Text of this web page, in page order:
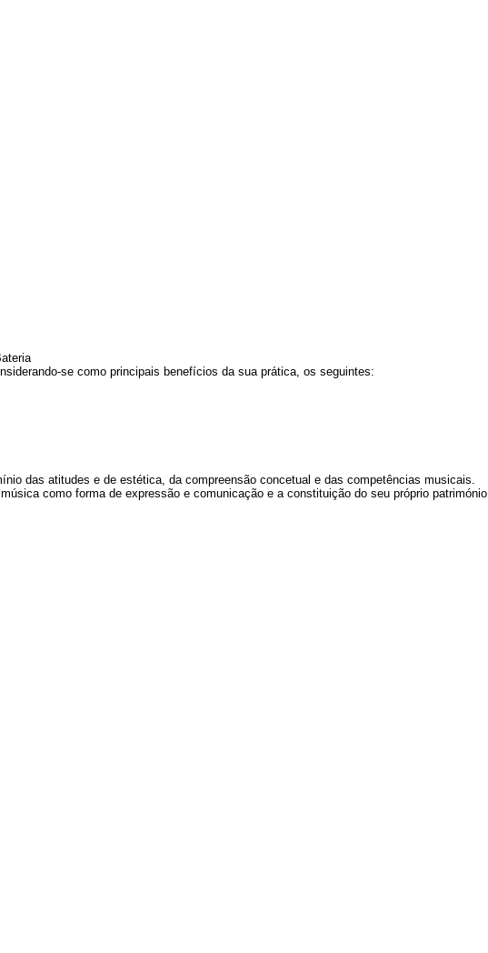
se como principais benefícios da sua prática, os seguintes:
das atitudes e de estética, da compreensão concetual e das competências musicais.
como forma de expressão e comunicação e a constituição do seu próprio património